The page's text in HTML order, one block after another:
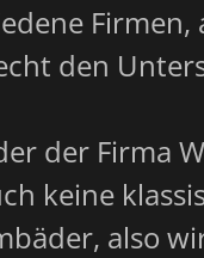
Firmen,
den
der Firma
keine
also